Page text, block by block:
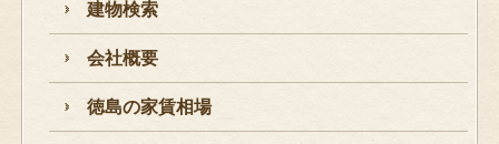
建物検索
会社概要
徳島の家賃相場